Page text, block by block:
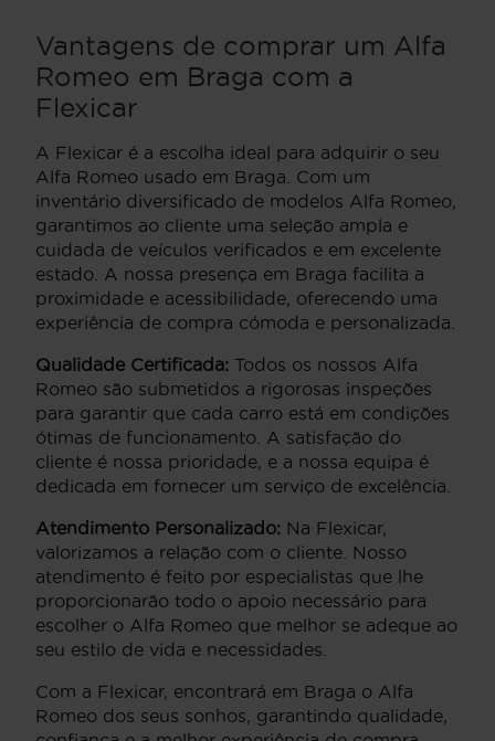
Vantagens de comprar um Alfa
Romeo em Braga com a
Flexicar
A Flexicar é a escolha ideal para adquirir o seu
Alfa Romeo usado em Braga. Com um
inventário diversificado de modelos Alfa Romeo,
garantimos ao cliente uma seleção ampla e
cuidada de veículos verificados e em excelente
estado. A nossa presença em Braga facilita a
proximidade e acessibilidade, oferecendo uma
experiência de compra cómoda e personalizada.
Qualidade Certificada: Todos os nossos Alfa
Romeo são submetidos a rigorosas inspeções
para garantir que cada carro está em condições
ótimas de funcionamento. A satisfação do
cliente é nossa prioridade, e a nossa equipa é
dedicada em fornecer um serviço de excelência.
Atendimento Personalizado: Na Flexicar,
valorizamos a relação com o cliente. Nosso
atendimento é feito por especialistas que lhe
proporcionarão todo o apoio necessário para
escolher o Alfa Romeo que melhor se adeque ao
seu estilo de vida e necessidades.
Com a Flexicar, encontrará em Braga o Alfa
Romeo dos seus sonhos, garantindo qualidade,